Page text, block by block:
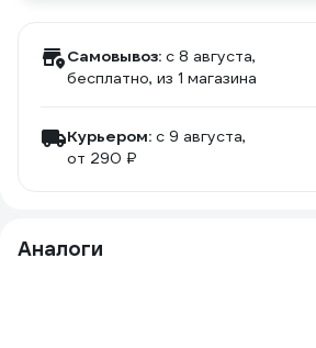
Самовывоз: c 8 августа,
бесплатно, из 1 магазина
Курьером: c 9 августа,
от 290 ₽
Аналоги